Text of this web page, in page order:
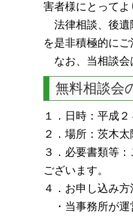
害者様にとってよ
法律相談、後遺
を是非積極的にご
なお、当相談会
無料相談会
１．日時：平成
２．場所：茨木
３．必要書類等
ございます。
４．お申し込み方
・当事務所が運